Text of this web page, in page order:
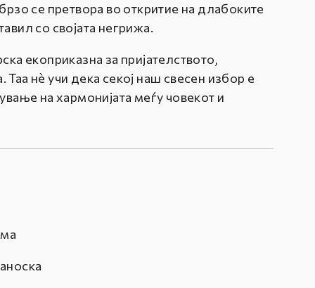
се претвора во откритие на длабоките
со својата негрижа.
екоприказна за пријателството,
нè учи дека секој наш свесен избор е
на хармонијата меѓу човекот и